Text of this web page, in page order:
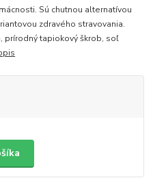
Sú chutnou alternatívou
zdravého stravovania.
prírodný tapiokový škrob, soľ